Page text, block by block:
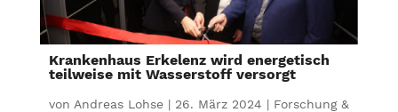
Krankenhaus Erkelenz wird energetisch
teilweise mit Wasserstoff versorgt
von Andreas Lohse| 26. März 2024 | Forschung &